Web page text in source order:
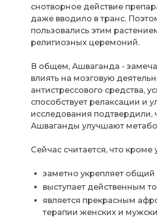
снотворное действие
даже вводило в транс.
пользовались этим
религиозных церемоний.
В общем, Ашваганда -
влиять на мозговую
антистрессового средства,
способствует релаксации и
исследования
Ашваганды улучшают
Сейчас считается, что кроме
заметно укрепляет
выступает действенным
является прекрасным
терапии женских и